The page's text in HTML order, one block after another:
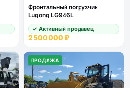
Фронтальный погрузчик
Lugong LG946L
✓ Активный продавец
2 500 000 ₽
ПРОДАЖА